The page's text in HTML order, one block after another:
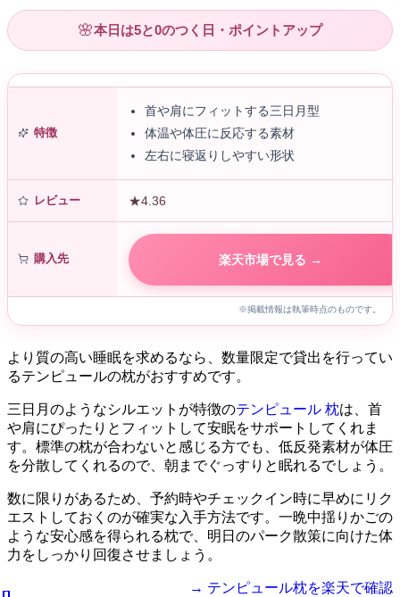
🌸本日は5と0のつく日・ポイントアップ
特徴
首や肩にフィットする三日月型
体温や体圧に反応する素材
左右に寝返りしやすい形状
レビュー ★4.36
購入先 楽天市場で見る →
※掲載情報は執筆時点のものです。
より質の高い睡眠を求めるなら、数量限定で貸出を行ってい
るテンピュールの枕がおすすめです。
三日月のようなシルエットが特徴のテンピュール 枕は、首
や肩にぴったりとフィットして安眠をサポートしてくれま
す。標準の枕が合わないと感じる方でも、低反発素材が体圧
を分散してくれるので、朝までぐっすりと眠れるでしょう。
数に限りがあるため、予約時やチェックイン時に早めにリク
エストしておくのが確実な入手方法です。一晩中揺りかごの
ような安心感を得られる枕で、明日のパーク散策に向けた体
力をしっかり回復させましょう。
→ テンピュール枕を楽天で確認